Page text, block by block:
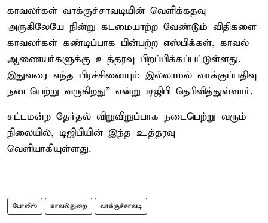
காவலர்கள் வாக்குச்சாவடியின் வெளிக்கதவு
அருகிலேயே நின்று கடமையாற்ற வேண்டும் விதிகளை
காவலர்கள் கண்டிப்பாக பின்பற்ற எஸ்பிக்கள், காவல்
ஆணையர்களுக்கு உத்தரவு பிறப்பிக்கப்பட்டுள்ளது.
இதுவரை எந்த பிரச்சினையும் இல்லாமல் வாக்குப்பதிவு
நடைபெற்று வருகிறது” என்று டிஜிபி தெரிவித்துள்ளார்.
சட்டமன்ற தேர்தல் விறுவிறுப்பாக நடைபெற்று வரும்
நிலையில், டிஜிபியின் இந்த உத்தரவு
வெளியாகியுள்ளது.
போலீஸ் காவல்துறை வாக்குச்சாவடி